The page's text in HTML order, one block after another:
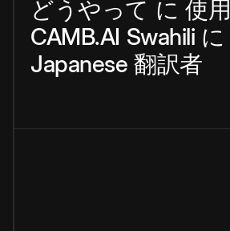
どうやって に 使用
CAMB.AI Swahili に
Japanese 翻訳者